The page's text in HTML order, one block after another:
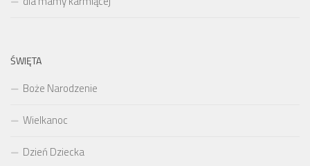
ŚWIĘTA
Boże Narodzenie
Wielkanoc
Dzień Dziecka